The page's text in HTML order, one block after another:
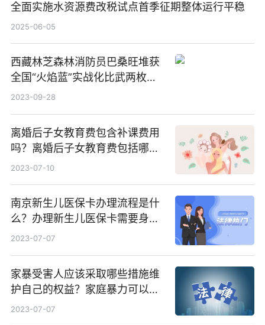
全面实施水资源费改税试点首季征期整体运行平稳
2025-06-05
西藏林芝森林消防员巴桑旺堆获
全国“火焰蓝”实战化比武两枚金
牌_天天百事通
2023-09-28
离婚后子女教育费包含补课费用
吗？离婚后子女教育费包括哪
些？
2023-07-10
南京新生儿医保卡办理流程是什
么？办理新生儿医保卡需要身份
证吗？ 全球微动态
2023-07-07
家暴受害人应该采取哪些措施维
护自己的权益？家庭暴力可以诉
讼离婚吗？
2023-07-07